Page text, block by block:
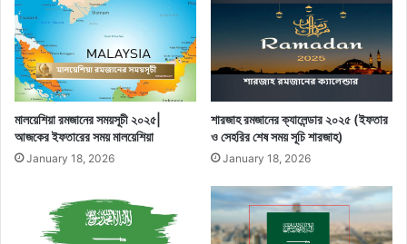
মালয়েশিয়া রমজানের সময়সূচী ২০২৫|
আজকের ইফতারের সময় মালয়েশিয়া
January 18, 2026
শারজাহ রমজানের ক্যালেন্ডার ২০২৫ (ইফতার
ও সেহরির শেষ সময় সূচি শারজাহ)
January 18, 2026